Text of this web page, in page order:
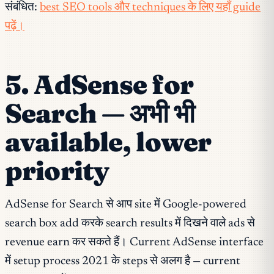
संबंधित: best SEO tools और techniques के लिए यहाँ guide
पढ़ें।
5. AdSense for
Search — अभी भी
available, lower
priority
AdSense for Search से आप site में Google-powered
search box add करके search results में दिखने वाले ads से
revenue earn कर सकते हैं। Current AdSense interface
में setup process 2021 के steps से अलग है — current